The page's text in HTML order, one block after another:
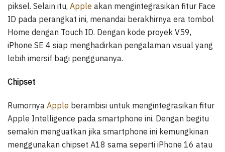
piksel. Selain itu, Apple akan mengintegrasikan fitur Face
ID pada perangkat ini, menandai berakhirnya era tombol
Home dengan Touch ID. Dengan kode proyek V59,
iPhone SE 4 siap menghadirkan pengalaman visual yang
lebih imersif bagi penggunanya.
Chipset
Rumornya Apple berambisi untuk mengintegrasikan fitur
Apple Intelligence pada smartphone ini. Dengan begitu
semakin menguatkan jika smartphone ini kemungkinan
menggunakan chipset A18 sama seperti iPhone 16 atau